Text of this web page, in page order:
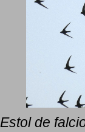
Estol de